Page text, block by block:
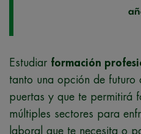
Estudiar formación
tanto una opción de futuro
puertas y que te permitirá
múltiples sectores para
laboral que te necesita o